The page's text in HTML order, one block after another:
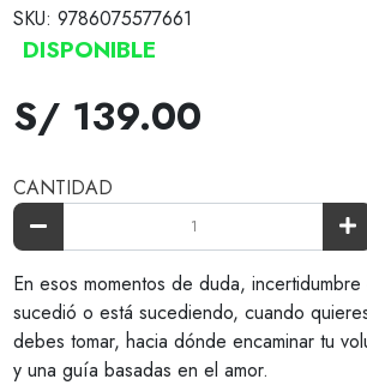
SKU: 9786075577661
DISPONIBLE
S/ 139.00
CANTIDAD
En esos momentos de duda,
sucedió o está sucediendo, cuando
debes tomar, hacia dónde encaminar tu
y una guía basadas en el amor.